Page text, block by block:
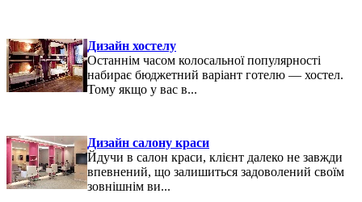
Дизайн хостелу
Останнім часом колосальної популярності
набирає бюджетний варіант готелю — хостел.
Тому якщо у вас в...
Дизайн салону краси
Йдучи в салон краси, клієнт далеко не завжди
впевнений, що залишиться задоволений своїм
зовнішнім ви...